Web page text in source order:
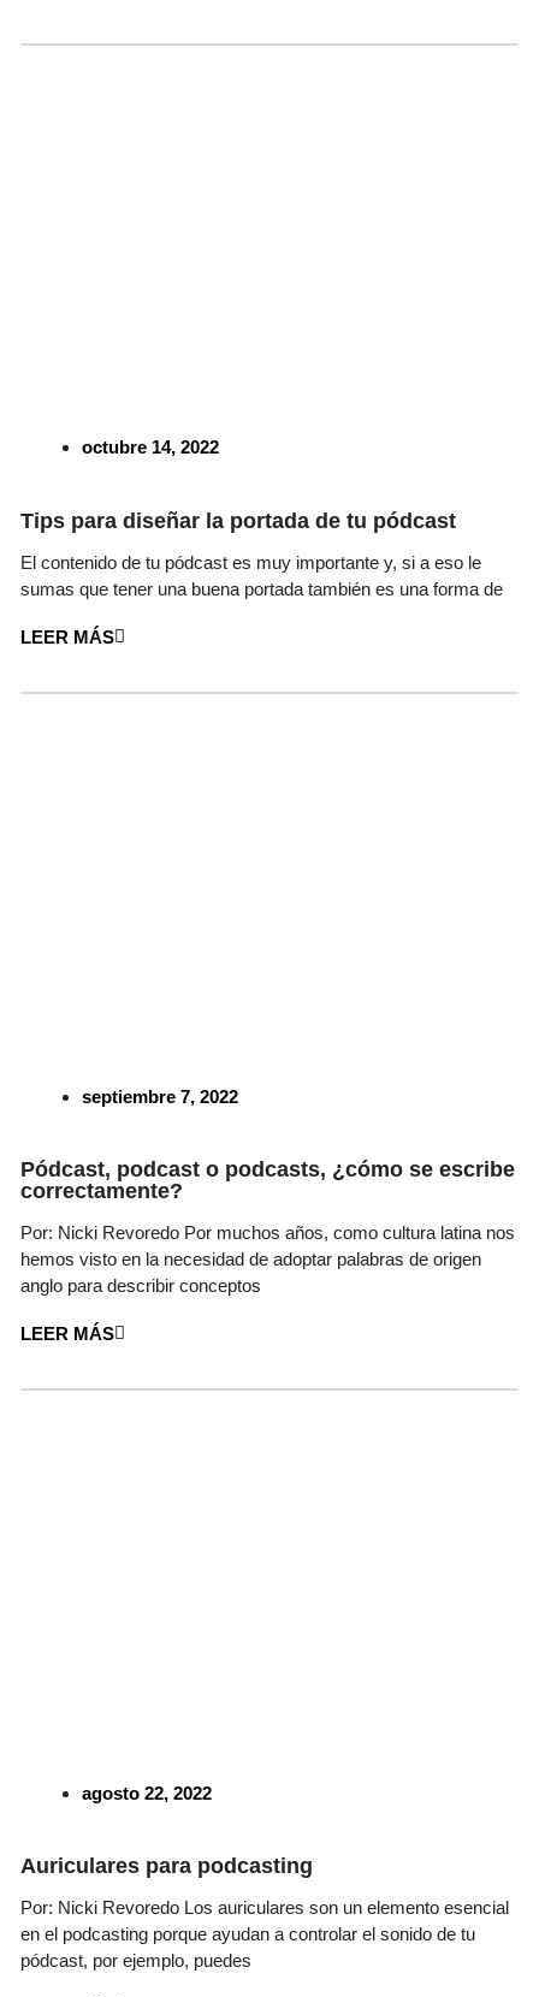
octubre 14, 2022
Tips para diseñar la portada de tu pódcast
El contenido de tu pódcast es muy importante y, si a eso le
sumas que tener una buena portada también es una forma de
LEER MÁS
septiembre 7, 2022
Pódcast, podcast o podcasts, ¿cómo se escribe
correctamente?
Por: Nicki Revoredo Por muchos años, como cultura latina nos
hemos visto en la necesidad de adoptar palabras de origen
anglo para describir conceptos
LEER MÁS
agosto 22, 2022
Auriculares para podcasting
Por: Nicki Revoredo Los auriculares son un elemento esencial
en el podcasting porque ayudan a controlar el sonido de tu
pódcast, por ejemplo, puedes